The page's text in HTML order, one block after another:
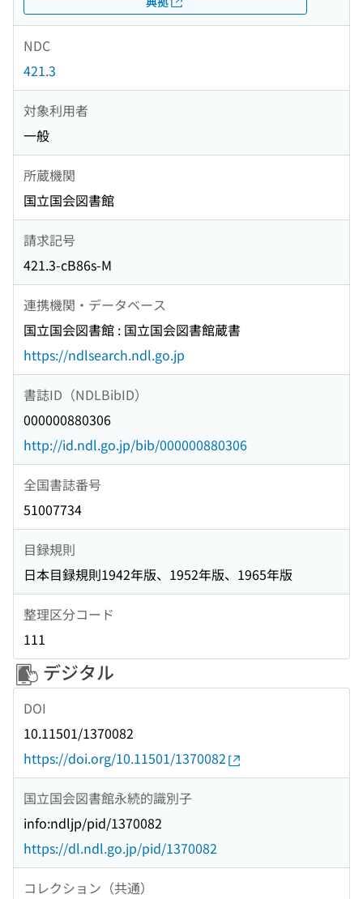
NDC
421.3
対象利用者
一般
所蔵機関
国立国会図書館
請求記号
421.3-cB86s-M
連携機関・データベース
国立国会図書館 : 国立国会図書館蔵書
https://ndlsearch.ndl.go.jp
書誌ID（NDLBibID）
000000880306
http://id.ndl.go.jp/bib/000000880306
全国書誌番号
51007734
目録規則
日本目録規則1942年版、1952年版、1965年版
整理区分コード
111
デジタル
DOI
10.11501/1370082
https://doi.org/10.11501/1370082
国立国会図書館永続的識別子
info:ndljp/pid/1370082
https://dl.ndl.go.jp/pid/1370082
コレクション（共通）